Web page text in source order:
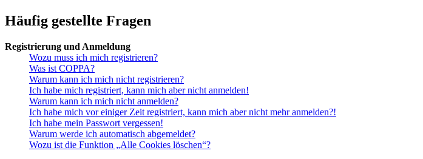
Häufig gestellte Fragen
Registrierung und Anmeldung
Wozu muss ich mich registrieren?
Was ist COPPA?
Warum kann ich mich nicht registrieren?
Ich habe mich registriert, kann mich aber nicht anmelden!
Warum kann ich mich nicht anmelden?
Ich habe mich vor einiger Zeit registriert, kann mich aber nicht mehr anmelden?!
Ich habe mein Passwort vergessen!
Warum werde ich automatisch abgemeldet?
Wozu ist die Funktion „Alle Cookies löschen“?